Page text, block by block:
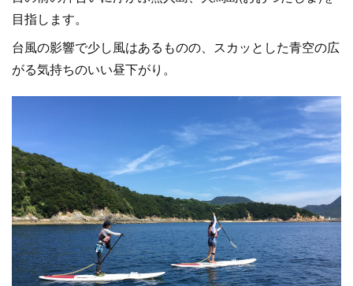
目指します。
台風の影響で少し風はあるものの、スカッとした青空の広
がる気持ちのいい昼下がり。